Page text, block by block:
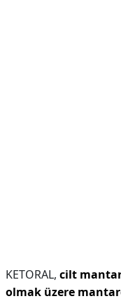
KETORAL, cilt
olmak üzere